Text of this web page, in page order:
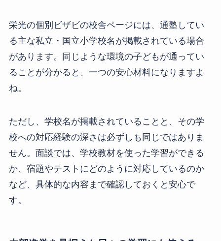
栄光の個別ビザビの校舎ページには、通塾してい
る主な私立・国立小学校名が掲載されている場合
があります。同じような環境の子どもが通ってい
ることが分かると、一つの安心材料になりますよ
ね。
ただし、学校名が掲載されていることと、その学
校への対応経験の深さは必ずしも同じではありま
せん。面談では、学校教材を使った学習ができる
か、宿題やテストにどのように対応しているのか
など、具体的な内容まで確認しておくと安心で
す。